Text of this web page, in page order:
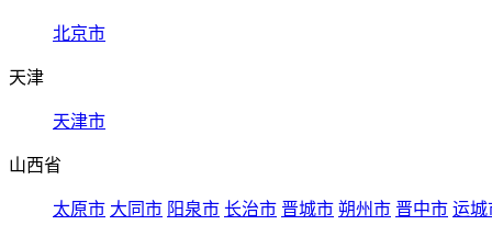
北京市
天津
天津市
山西省
太原市 大同市 阳泉市 长治市 晋城市 朔州市 晋中市 运城